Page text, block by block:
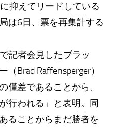
抑えてリードしている
は6日、票を再集計する
記者会見したブラッ
Brad Raffensperger）
僅差であることから、
行われる」と表明。同
ることからまだ勝者を